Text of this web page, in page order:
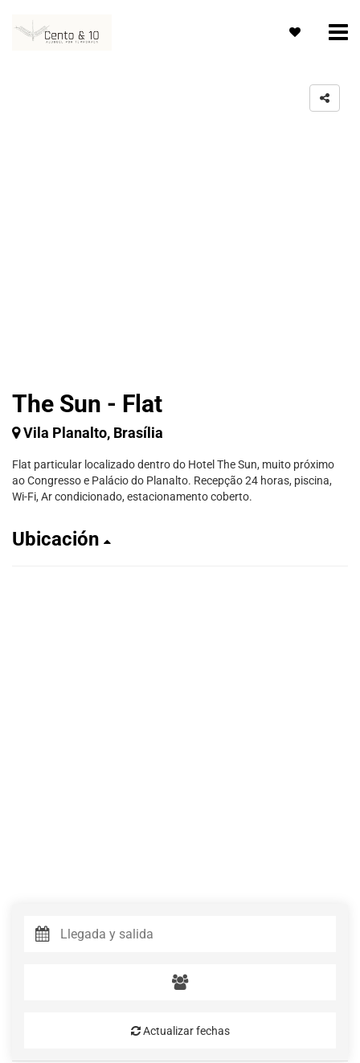
The Sun - Flat
Vila Planalto, Brasília
Flat particular localizado dentro do Hotel The Sun, muito próximo
ao Congresso e Palácio do Planalto. Recepção 24 horas, piscina,
Wi-Fi, Ar condicionado, estacionamento coberto.
Ubicación
Actualizar fechas